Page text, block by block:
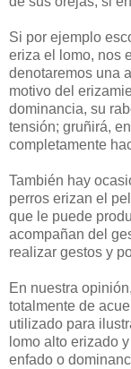
Si por ejemplo
eriza el lomo, nos
denotaremos una
motivo del
dominancia, su
tensión; gruñirá,
completamente
También hay
perros erizan el
que le puede
acompañan del
realizar gestos y
En nuestra
totalmente de
utilizado para
lomo alto erizado
enfado o